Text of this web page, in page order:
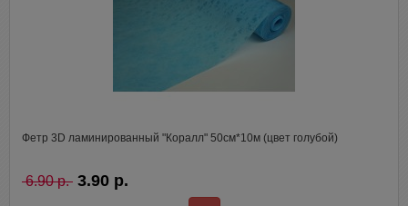
Фетр 3D ламинированный "Коралл" 50см*10м (цвет голубой)
6.90 р. 3.90 р.